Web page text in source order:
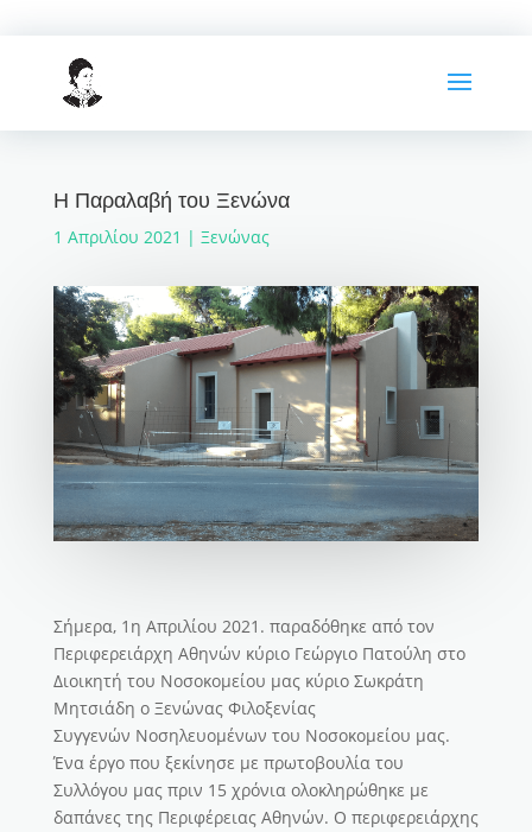
Η Παραλαβή του Ξενώνα
1 Απριλίου 2021 | Ξενώνας
Σήμερα, 1η Απριλίου 2021. παραδόθηκε από τον
Περιφερειάρχη Αθηνών κύριο Γεώργιο Πατούλη στο
Διοικητή του Νοσοκομείου μας κύριο Σωκράτη
Μητσιάδη ο Ξενώνας Φιλοξενίας
Συγγενών Νοσηλευομένων του Νοσοκομείου μας.
Ένα έργο που ξεκίνησε με πρωτοβουλία του
Συλλόγου μας πριν 15 χρόνια ολοκληρώθηκε με
δαπάνες της Περιφέρειας Αθηνών. Ο περιφερειάρχης